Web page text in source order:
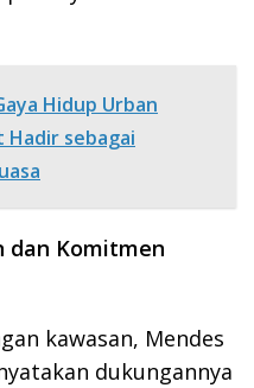
Hidup Urban
Hadir sebagai
dan Komitmen
kawasan, Mendes
dukungannya